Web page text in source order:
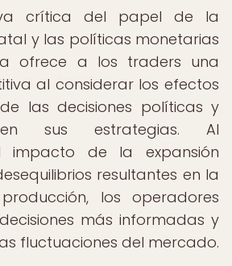
crítica del papel de la
y las políticas monetarias
ofrece a los traders una
al considerar los efectos
las decisiones políticas y
en sus estrategias. Al
impacto de la expansión
resultantes en la
los operadores
más informadas y
fluctuaciones del mercado.